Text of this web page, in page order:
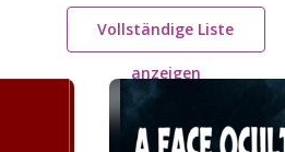
Vollständige Liste
anzeigen